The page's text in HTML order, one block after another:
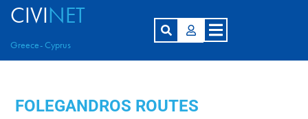
CIVINET
Greece- Cyprus
FOLEGANDROS ROUTES